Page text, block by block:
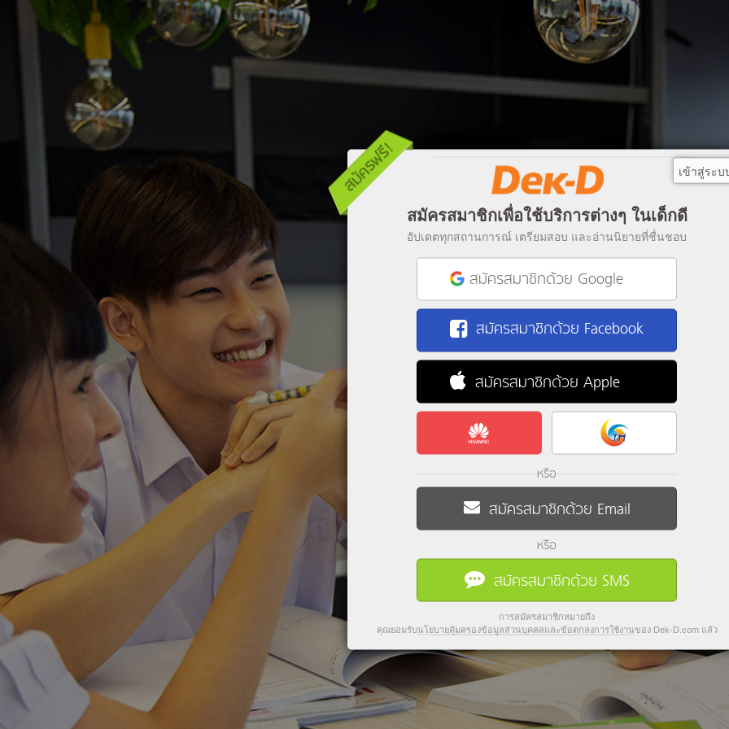
สมัครสมาชิกเพื่อใช้บริการต่างๆ ในเด็กดี
อัปเดตทุกสถานการณ์ เตรียมสอบ และอ่านนิยายที่ชื่นชอบ
สมัครสมาชิกด้วย Google
สมัครสมาชิกด้วย Facebook
สมัครสมาชิกด้วย Apple
หรือ
สมัครสมาชิกด้วย Email
หรือ
สมัครสมาชิกด้วย SMS
การสมัครสมาชิกหมายถึง
คุณยอมรับนโยบายคุ้มครองข้อมูลส่วนบุคคลและข้อตกลงการใช้งานของ Dek-D.com แล้ว
เข้าสู่ระบ